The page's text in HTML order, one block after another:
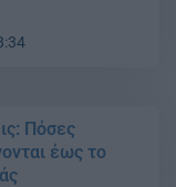
Πόσες
έως το